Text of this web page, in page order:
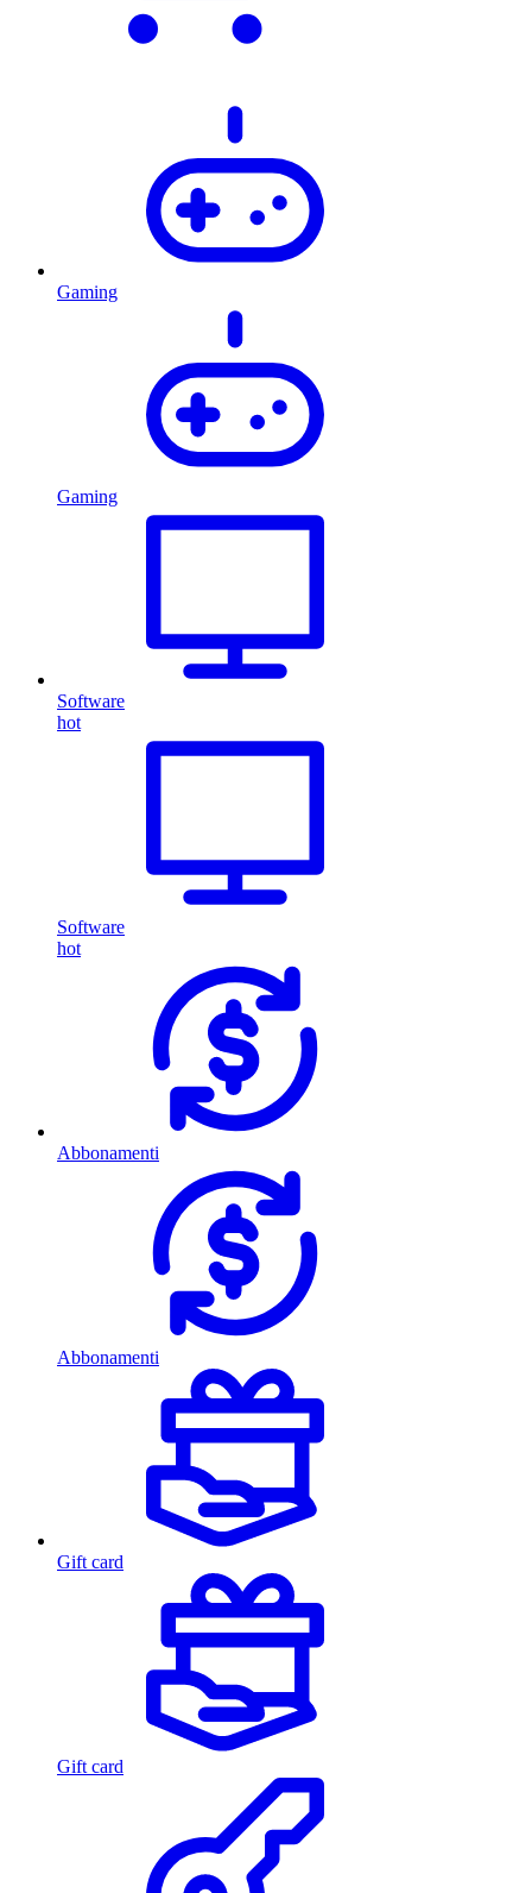
Gaming
Gaming
Software
hot
Software
hot
Abbonamenti
Abbonamenti
Gift card
Gift card